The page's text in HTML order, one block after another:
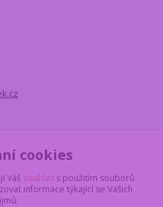
cookies
Váš souhlas s použitím souborů
informace týkající se Vašich